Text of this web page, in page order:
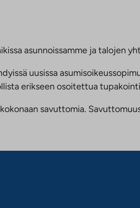
asunnoissamme ja talojen
uusissa
erikseen osoitettua
savuttomia.